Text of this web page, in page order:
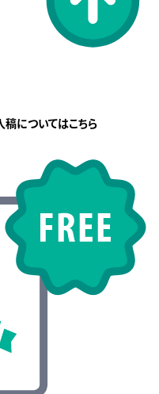
についてはこちら